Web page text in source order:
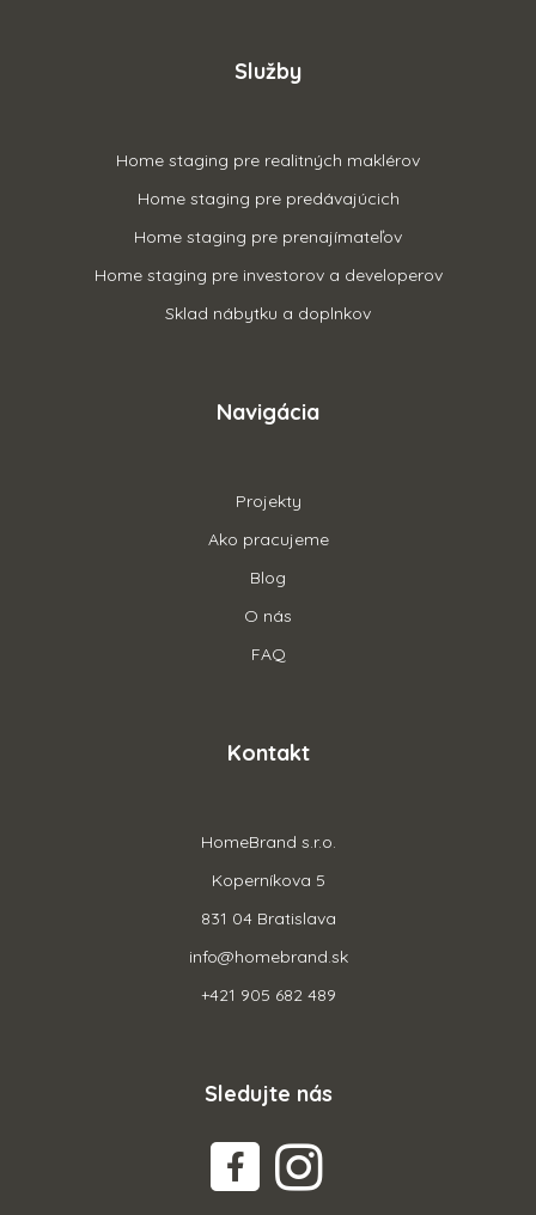
Služby
Home staging pre realitných maklérov
Home staging pre predávajúcich
Home staging pre prenajímateľov
Home staging pre investorov a developerov
Sklad nábytku a doplnkov
Navigácia
Projekty
Ako pracujeme
Blog
O nás
FAQ
Kontakt
HomeBrand s.r.o.
Koperníkova 5
831 04 Bratislava
info@homebrand.sk
+421 905 682 489
Sledujte nás